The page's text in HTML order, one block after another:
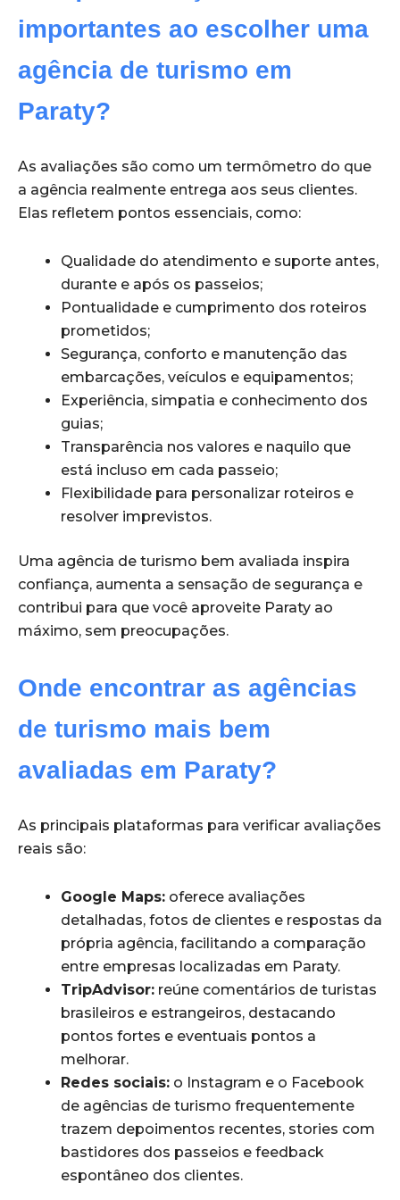
importantes ao escolher uma
agência de turismo em
Paraty?
As avaliações são como um termômetro do que
a agência realmente entrega aos seus clientes.
Elas refletem pontos essenciais, como:
Qualidade do atendimento e suporte antes,
durante e após os passeios;
Pontualidade e cumprimento dos roteiros
prometidos;
Segurança, conforto e manutenção das
embarcações, veículos e equipamentos;
Experiência, simpatia e conhecimento dos
guias;
Transparência nos valores e naquilo que
está incluso em cada passeio;
Flexibilidade para personalizar roteiros e
resolver imprevistos.
Uma agência de turismo bem avaliada inspira
confiança, aumenta a sensação de segurança e
contribui para que você aproveite Paraty ao
máximo, sem preocupações.
Onde encontrar as agências
de turismo mais bem
avaliadas em Paraty?
As principais plataformas para verificar avaliações
reais são:
Google Maps: oferece avaliações
detalhadas, fotos de clientes e respostas da
própria agência, facilitando a comparação
entre empresas localizadas em Paraty.
TripAdvisor: reúne comentários de turistas
brasileiros e estrangeiros, destacando
pontos fortes e eventuais pontos a
melhorar.
Redes sociais: o Instagram e o Facebook
de agências de turismo frequentemente
trazem depoimentos recentes, stories com
bastidores dos passeios e feedback
espontâneo dos clientes.